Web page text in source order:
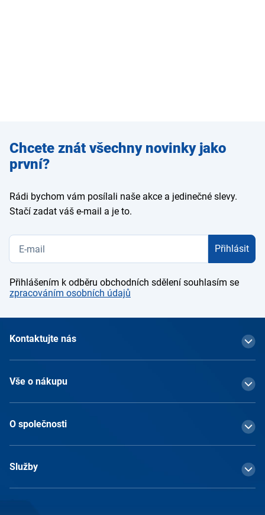
Zadejte
e-mail
Chcete znát všechny novinky jako
první?
Rádi bychom vám posílali naše akce a jedinečné slevy.
Stačí zadat váš e-mail a je to.
Přihlásit
Přihlášením k odběru obchodních sdělení souhlasím se
zpracováním osobních údajů
Kontaktujte nás
Vše o nákupu
O společnosti
Služby